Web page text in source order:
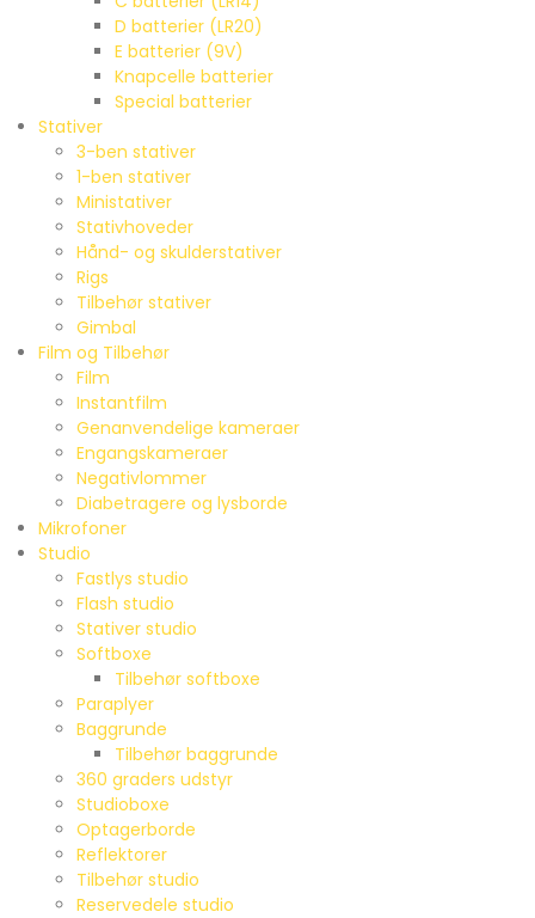
D batterier (LR20)
E batterier (9V)
Knapcelle batterier
Special batterier
Stativer
3-ben stativer
1-ben stativer
Ministativer
Stativhoveder
Hånd- og skulderstativer
Rigs
Tilbehør stativer
Gimbal
Film og Tilbehør
Film
Instantfilm
Genanvendelige kameraer
Engangskameraer
Negativlommer
Diabetragere og lysborde
Mikrofoner
Studio
Fastlys studio
Flash studio
Stativer studio
Softboxe
Tilbehør softboxe
Paraplyer
Baggrunde
Tilbehør baggrunde
360 graders udstyr
Studioboxe
Optagerborde
Reflektorer
Tilbehør studio
Reservedele studio